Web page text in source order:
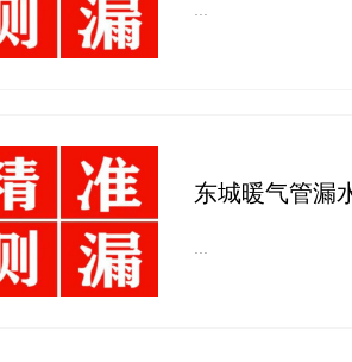
东城暖气管漏